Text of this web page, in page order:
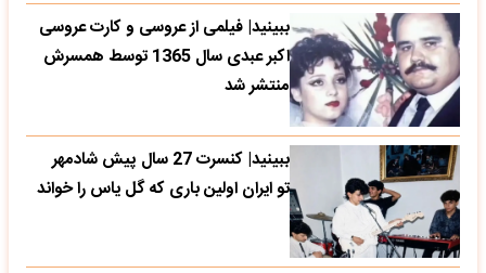
ببینید| فیلمی از عروسی و کارت عروسی
اکبر عبدی سال 1365 توسط همسرش
منتشر شد
ببینید| کنسرت 27 سال پیش شادمهر
تو ایران اولین باری که گل یاس را خواند